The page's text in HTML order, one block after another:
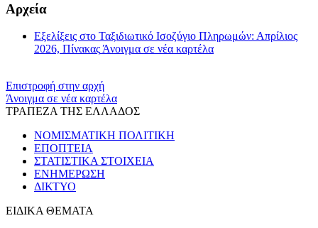
Αρχεία
Εξελίξεις στο Ταξιδιωτικό Ισοζύγιο Πληρωμών: Απρίλιος
2026, Πίνακας Άνοιγμα σε νέα καρτέλα
Επιστροφή στην αρχή
Άνοιγμα σε νέα καρτέλα
ΤΡΑΠΕΖΑ ΤΗΣ ΕΛΛΑΔΟΣ
ΝΟΜΙΣΜΑΤΙΚΗ ΠΟΛΙΤΙΚΗ
ΕΠΟΠΤΕΙΑ
ΣΤΑΤΙΣΤΙΚΑ ΣΤΟΙΧΕΙΑ
ΕΝΗΜΕΡΩΣΗ
ΔΙΚΤΥΟ
ΕΙΔΙΚΑ ΘΕΜΑΤΑ